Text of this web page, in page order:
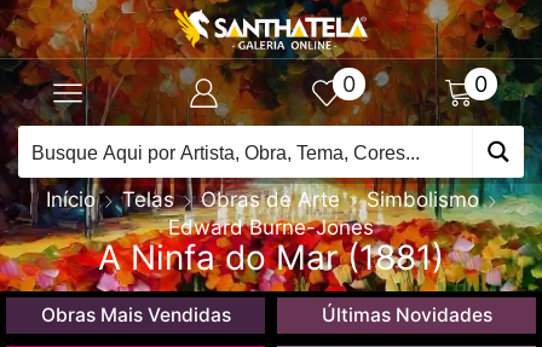
0 0
Início Telas Obras de Arte
Simbolismo
Edward Burne-Jones
A Ninfa do Mar (1881)
Obras Mais Vendidas Últimas Novidades